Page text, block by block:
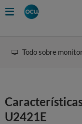
Todo sobre
U2421E